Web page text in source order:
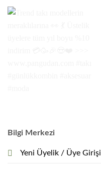
Bilgi Merkezi
Yeni Üyelik / Üye Girişi